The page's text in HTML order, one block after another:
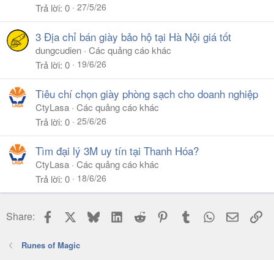
Trả lời 0 27/5/26
3 Địa chỉ bán giày bảo hộ tại Hà Nội giá tốt
dungcudien Các quảng cáo khác
Trả lời 0 19/6/26
Tiêu chí chọn giày phòng sạch cho doanh nghiệp
CtyLasa Các quảng cáo khác
Trả lời 0 25/6/26
Tìm đại lý 3M uy tín tại Thanh Hóa?
CtyLasa Các quảng cáo khác
Trả lời 0 18/6/26
Share: Facebook BlueskyLinkedIn
Reddit PinterestTumblr WhatsApp
Email
Runes of Magic